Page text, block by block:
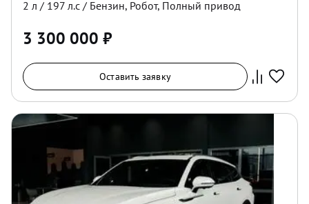
2 л / 197 л.с / Бензин, Робот, Полный привод
3 300 000 ₽
Оставить заявку